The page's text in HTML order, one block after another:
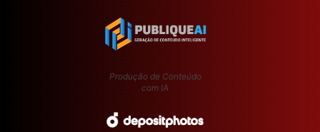
Produção de Conteúdo
com IA